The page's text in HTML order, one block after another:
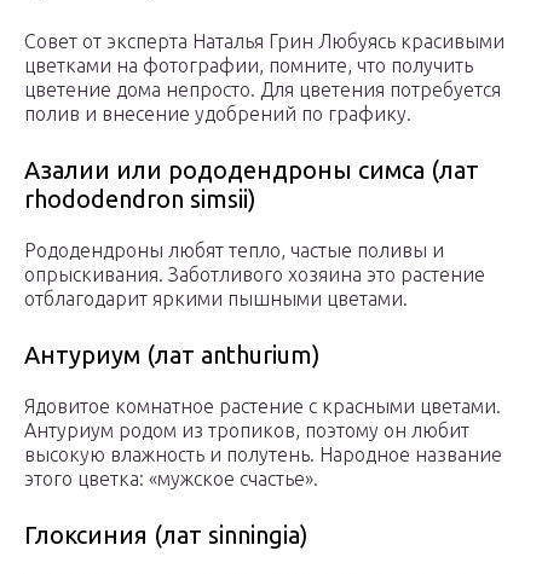
Совет от эксперта Наталья Грин Любуясь красивыми
цветками на фотографии, помните, что получить
цветение дома непросто. Для цветения потребуется
полив и внесение удобрений по графику.
Азалии или рододендроны симса (лат
rhododendron simsii)
Рододендроны любят тепло, частые поливы и
опрыскивания. Заботливого хозяина это растение
отблагодарит яркими пышными цветами.
Антуриум (лат anthurium)
Ядовитое комнатное растение с красными цветами.
Антуриум родом из тропиков, поэтому он любит
высокую влажность и полутень. Народное название
этого цветка: «мужское счастье».
Глоксиния (лат sinningia)